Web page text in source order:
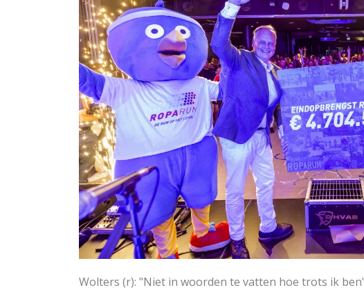
Wolters (r): "Niet in woorden te vatten hoe trots ik